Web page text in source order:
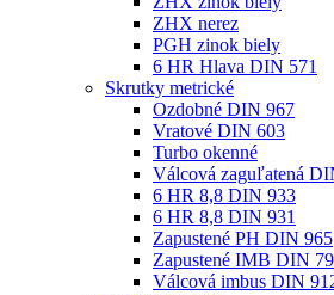
ZHX nerez
PGH zinok biely
6 HR Hlava DIN 571
Skrutky metrické
Ozdobné DIN 967
Vratové DIN 603
Turbo okenné
Válcová zaguľatená
6 HR 8,8 DIN 933
6 HR 8,8 DIN 931
Zapustené PH DIN 965
Zapustené IMB DIN
Válcová imbus DIN